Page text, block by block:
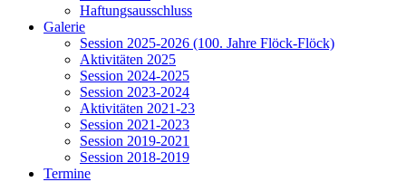
Haftungsausschluss
Galerie
Session 2025-2026 (100. Jahre Flöck-Flöck)
Aktivitäten 2025
Session 2024-2025
Session 2023-2024
Aktivitäten 2021-23
Session 2021-2023
Session 2019-2021
Session 2018-2019
Termine